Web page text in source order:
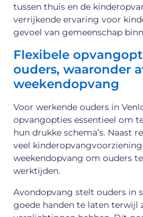
tussen thuis en de
verrijkende ervaring voor
gevoel van gemeenschap
Flexibele
ouders, waaronder
weekendopvang
Voor werkende ouders in
opvangopties essentieel om
hun drukke schema’s. Naast
veel
weekendopvang om ouders
werktijden.
Avondopvang stelt ouders in
goede handen te laten terwijl